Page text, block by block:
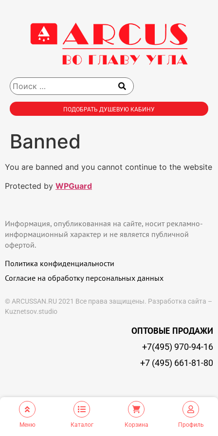
ПОДОБРАТЬ ДУШЕВУЮ КАБИНУ
Banned
You are banned and you cannot continue to the website
Protected by WPGuard
Меню Каталог Корзина Профиль
Информация, опубликованная на сайте, носит рекламно-
информационный характер и не является публичной
офертой.
Политика конфиденциальности
Согласие на обработку персональных данных
© ARCUSSAN.RU 2021 Все права защищены. Разработка сайта –
Kuznetsov.studio
ОПТОВЫЕ ПРОДАЖИ
+7(495) 970-94-16
+7 (495) 661-81-80